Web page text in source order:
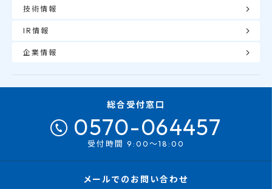
技術情報
IR情報
企業情報
総合受付窓口
0570-064457
受付時間 9:00～18:00
メールでのお問い合わせ